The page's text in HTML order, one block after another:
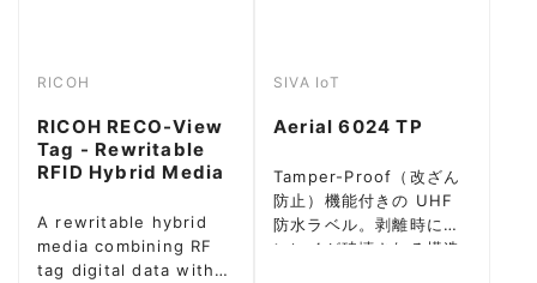
RICOH
RICOH RECO-View
Tag - Rewritable
RFID Hybrid Media
A rewritable hybrid
media combining RF
tag digital data with
SIVA IoT
Aerial 6024 TP
Tamper-Proof（改ざん
防止）機能付きの UHF
防水ラベル。剥離時にイ
ンレイが破壊される構造